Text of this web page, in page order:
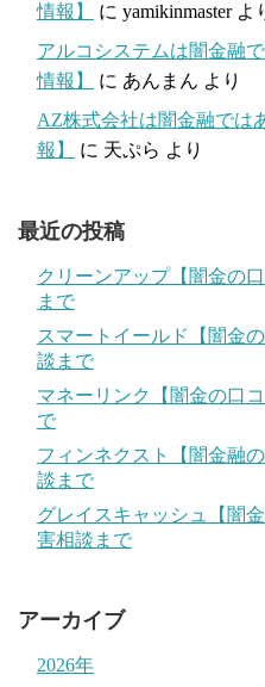
情報】
に yamikinmasterよ
アルコシステムは闇金融
情報】
に あんまん より
AZ株式会社は闇金融では
報】
に 天ぷら より
最近の投稿
クリーンアップ【闇金の
まで
スマートイールド【闇金
談まで
マネーリンク【闇金の口
で
フィンネクスト【闇金融
談まで
グレイスキャッシュ【闇
害相談まで
アーカイブ
2026年